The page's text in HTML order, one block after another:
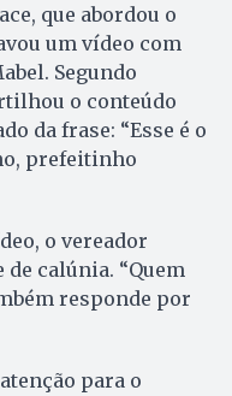
que abordou o
um vídeo com
Segundo
o conteúdo
da frase: “Esse é o
prefeitinho
o vereador
calúnia. “Quem
responde por
para o